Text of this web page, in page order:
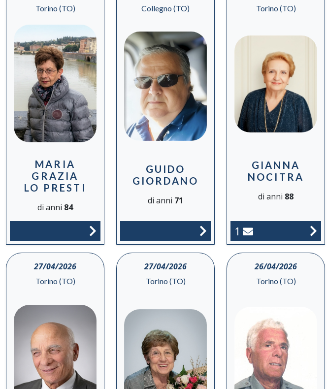
Torino (TO)
MARIA
GRAZIA
LO PRESTI
di anni 84
Collegno (TO)
GUIDO
GIORDANO
di anni 71
Torino (TO)
GIANNA
NOCITRA
di anni 88
1
27/04/2026
Torino (TO)
27/04/2026
Torino (TO)
26/04/2026
Torino (TO)